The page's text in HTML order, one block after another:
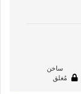
ساخن
مُغلق